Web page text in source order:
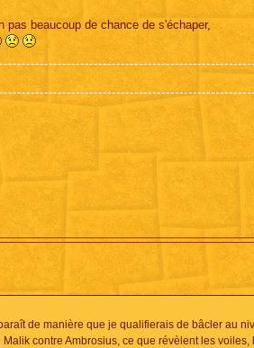
beaucoup de chance de s'échaper,
de manière que je qualifierais de bâcler au
contre Ambrosius, ce que révèlent les voiles,